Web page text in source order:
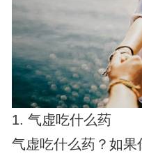
1. 气虚吃什么药
气虚吃什么药？如果